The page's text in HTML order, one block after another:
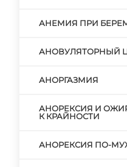
АНЕМИЯ ПРИ
АНОВУЛЯТОРНЫЙ
АНОРГАЗМИЯ
АНОРЕКСИЯ И
К КРАЙНОСТИ
АНОРЕКСИЯ ПО-